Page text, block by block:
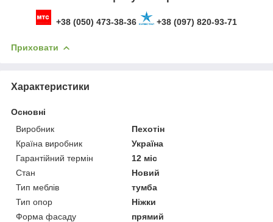
+38 (050) 473-38-36 +38 (097) 820-93-71
Приховати
Характеристики
Основні
Виробник
Пехотін
Країна виробник
Україна
Гарантійний термін
12 міс
Стан
Новий
Тип меблів
тумба
Тип опор
Ніжки
Форма фасаду
прямий